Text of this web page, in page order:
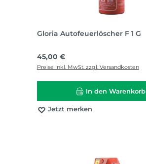
Gloria Autofeuerlöscher F 1 G
Regulärer Preis:
45,00 €
Preise inkl. MwSt. zzgl. Versandkosten
In den Warenkorb
Jetzt merken